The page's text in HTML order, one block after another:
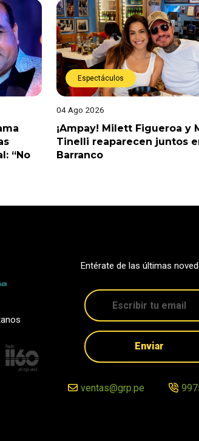
“No
Espectáculos
04 Ago 2026
¡Ampay! Milett Figueroa y
Tinelli reaparecen juntos
Barranco
Entérate de las últimas
Enviar
ventas@grp.pe